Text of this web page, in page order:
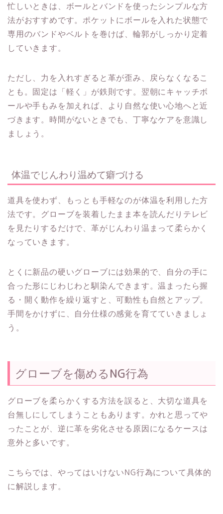
忙しいときは、ボールとバンドを使ったシンプルな方
法がおすすめです。ポケットにボールを入れた状態で
専用のバンドやベルトを巻けば、輪郭がしっかり定着
していきます。
ただし、力を入れすぎると革が歪み、戻らなくなるこ
とも。固定は「軽く」が鉄則です。翌朝にキャッチボ
ールや手もみを加えれば、より自然な使い心地へと近
づきます。時間がないときでも、丁寧なケアを意識し
ましょう。
体温でじんわり温めて癖づける
道具を使わず、もっとも手軽なのが体温を利用した方
法です。グローブを装着したまま本を読んだりテレビ
を見たりするだけで、革がじんわり温まって柔らかく
なっていきます。
とくに新品の硬いグローブには効果的で、自分の手に
合った形にじわじわと馴染んできます。温まったら握
る・開く動作を繰り返すと、可動性も自然とアップ。
手間をかけずに、自分仕様の感覚を育てていきましょ
う。
グローブを傷めるNG行為
グローブを柔らかくする方法を誤ると、大切な道具を
台無しにしてしまうこともあります。かれと思ってや
ったことが、逆に革を劣化させる原因になるケースは
意外と多いです。
こちらでは、やってはいけないNG行為について具体的
に解説します。